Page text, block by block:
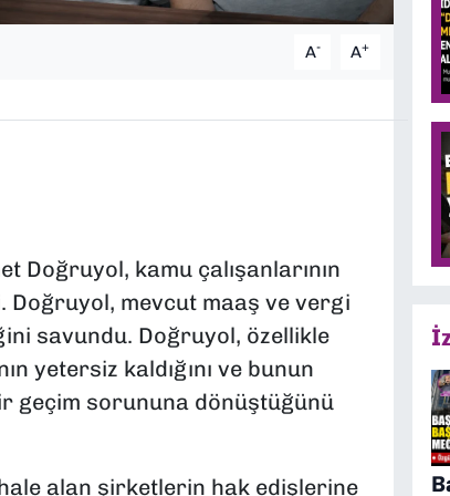
A- A+
Doğruyol, kamu çalışanlarının
Doğruyol, mevcut maaş ve vergi
savundu. Doğruyol, özellikle
yetersiz kaldığını ve bunun
geçim sorununa dönüştüğünü
alan şirketlerin hak edişlerine